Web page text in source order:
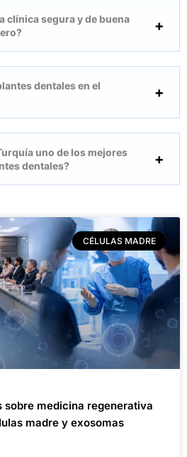
clínica segura y de buena
dentales en el
uno de los mejores
dentales?
CÉLULAS MADRE
sobre medicina regenerativa
madre y exosomas